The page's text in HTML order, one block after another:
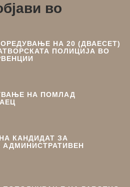
во
НА 20 (ДВАЕСЕТ)
ПОЛИЦИЈА ВО
НА ПОМЛАД
КАНДИДАТ ЗА